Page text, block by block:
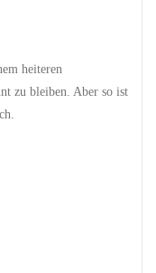
heiteren
zu bleiben. Aber so ist